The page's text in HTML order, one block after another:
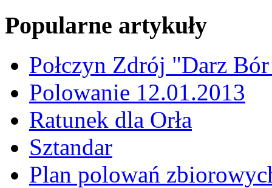
Popularne artykuły
Połczyn Zdrój "Darz
Polowanie 12.01.2013
Ratunek dla Orła
Sztandar
Plan polowań